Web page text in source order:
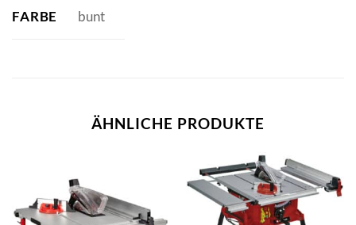
FARBE bunt
ÄHNLICHE PRODUKTE